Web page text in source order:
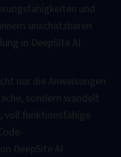
und
unschätzbaren
in DeepSite AI
nur die Anweisungen
sondern wandelt
voll funktionsfähige
DeepSite AI